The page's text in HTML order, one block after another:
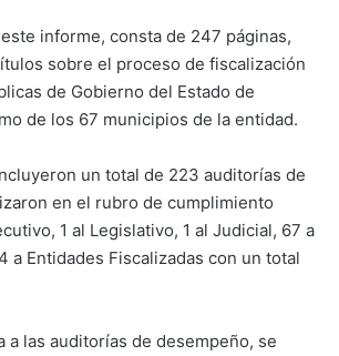
informe, consta de 247 páginas,
sobre el proceso de fiscalización
de Gobierno del Estado de
de los 67 municipios de la entidad.
un total de 223 auditorías de
en el rubro de cumplimiento
1 al Legislativo, 1 al Judicial, 67 a
a Entidades Fiscalizadas con un total
a las auditorías de desempeño, se